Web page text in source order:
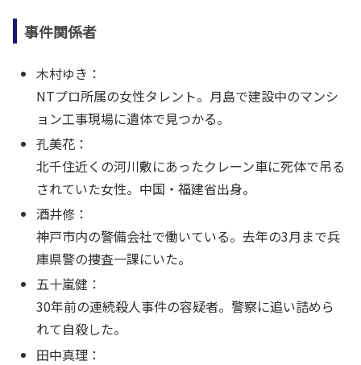
事件関係者
木村ゆき：
NTプロ所属の女性タレント。月島で建設中のマンシ
ョン工事現場に遺体で見つかる。
孔美花：
北千住近くの河川敷にあったクレーン車に死体で吊る
されていた女性。中国・福建省出身。
酒井修：
神戸市内の警備会社で働いている。去年の3月まで兵
庫県警の捜査一課にいた。
五十嵐健：
30年前の連続殺人事件の容疑者。警察に追い詰めら
れて自殺した。
田中真理：